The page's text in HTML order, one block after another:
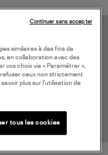
similaires à des fins de
en collaboration avec des
vos choix via « Paramétrer »,
refuser ceux non strictement
plus sur l’utilisation de
tous les cookies
Continuer sans accepter